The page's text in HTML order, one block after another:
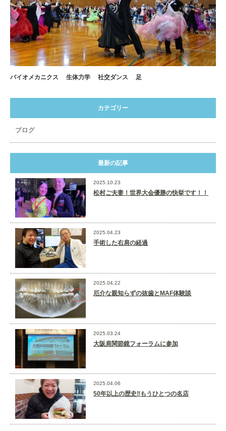
バイオメカニクス 生体力学 社交ダンス 足
カテゴリー
ブログ
最新の記事
2025.10.23
松村ご夫妻！世界大会優勝の快挙です！！
2025.04.23
手術した右肩の経過
2025.04.22
厄介な親知らずの抜歯とMAF体験談
2025.03.24
大阪肩関節鏡フォーラムに参加
2025.04.06
50年以上の歴史‼️もうひとつの名店